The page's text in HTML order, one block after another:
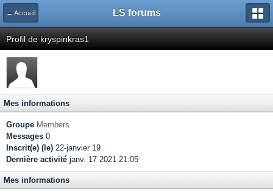
← Accueil LS forums
Profil de kryspinkras1
Mes informations
Groupe Members
Messages 0
Inscrit(e) (le) 22-janvier 19
Dernière activité janv. 17 2021 21:05
Mes informations